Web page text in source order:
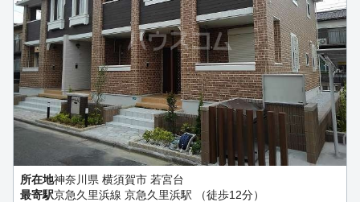
所在地神奈川県 横須賀市 若宮台
最寄駅京急久里浜線 京急久里浜駅 （徒歩12分）